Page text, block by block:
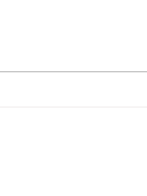
goudstandaard?